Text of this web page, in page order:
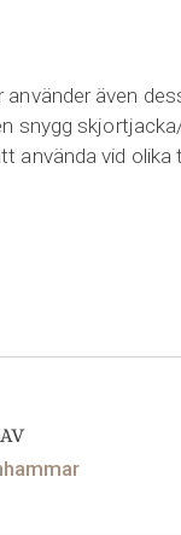
använder även
snygg
använda vid olika